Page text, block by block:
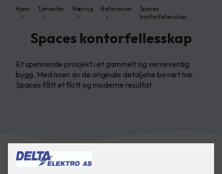
Hjem Tjenester Næring Referanser
Spaces
kontorfellesskap
Spaces kontorfellesskap
Et spennende prosjekt i et gammelt og verneverdig
bygg. Med noen av de originale detaljene bevart har
Spaces fått et flott og moderne resultat.